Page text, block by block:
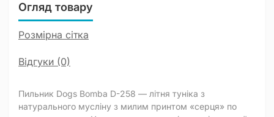
Огляд товару
Розмірна сітка
Відгуки (0)
Пильник Dogs Bomba D-258 — літня туніка з
натурального мусліну з милим принтом «серця» по